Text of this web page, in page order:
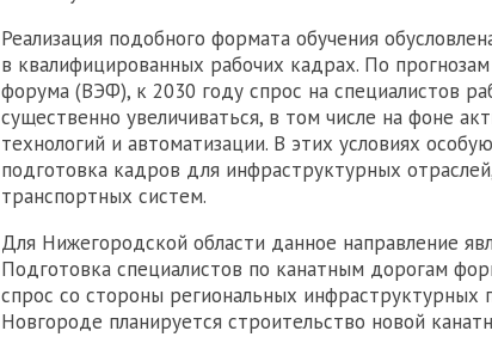
Реализация подобного формата обучения
в квалифицированных рабочих кадрах. По
форума (ВЭФ), к 2030 году спрос на специалистов
существенно увеличиваться, в том числе на фоне
технологий и автоматизации. В этих условиях
подготовка кадров для инфраструктурных
транспортных систем.
Для Нижегородской области данное направление
Подготовка специалистов по канатным дорогам
спрос со стороны региональных инфраструктурных
Новгороде планируется строительство новой